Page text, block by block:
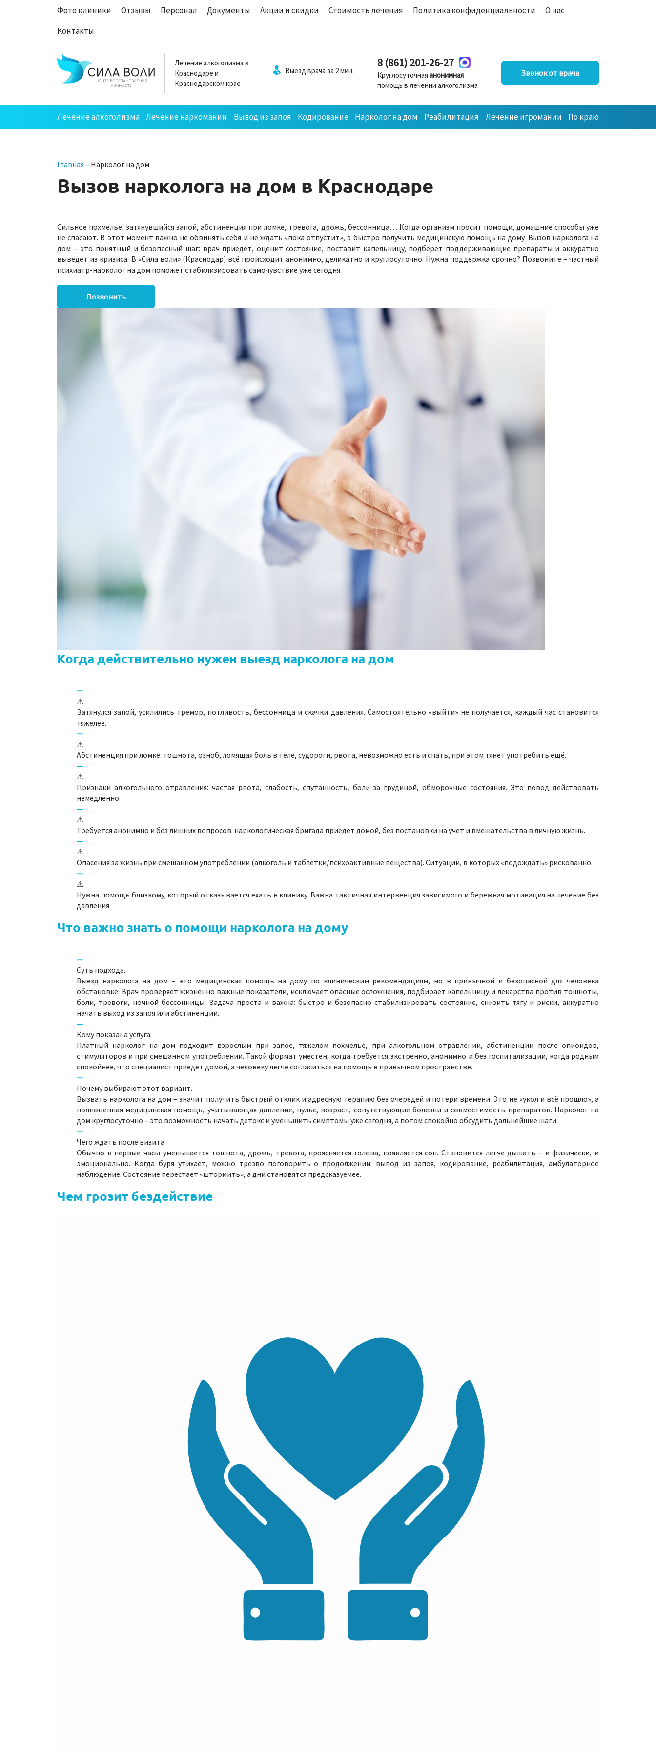
Фото клиники Отзывы Персонал Документы Акции и скидки Стоимость лечения Политика конфиденциальности
О нас
Контакты
Лечение алкоголизма в
Краснодаре и
Краснодарском крае
Выезд врача за 2 мин.
8 (861) 201-26-27
Круглосуточная анонимная
помощь в лечении алкоголизма
Звонок от врача
Лечение алкоголизма Лечение наркомании Вывод из запоя Кодирование Нарколог на дом Реабилитация Лечение игромании По краю
Главная – Нарколог на дом
Вызов нарколога на дом в Краснодаре
Сильное похмелье, затянувшийся запой, абстиненция при ломке, тревога, дрожь, бессонница… Когда организм просит помощи, домашние способы уже
не спасают. В этот момент важно не обвинять себя и не ждать «пока отпустит», а быстро получить медицинскую помощь на дому. Вызов нарколога на
дом – это понятный и безопасный шаг: врач приедет, оценит состояние, поставит капельницу, подберёт поддерживающие препараты и аккуратно
выведет из кризиса. В «Сила воли» (Краснодар) всё происходит анонимно, деликатно и круглосуточно. Нужна поддержка срочно? Позвоните – частный
психиатр‑нарколог на дом поможет стабилизировать самочувствие уже сегодня.
Позвонить
Когда действительно нужен выезд нарколога на дом
⚠
Затянулся запой, усилились тремор, потливость, бессонница и скачки давления. Самостоятельно «выйти» не получается, каждый час становится
тяжелее.
⚠
Абстиненция при ломке: тошнота, озноб, ломящая боль в теле, судороги, рвота, невозможно есть и спать, при этом тянет употребить ещё.
⚠
Признаки алкогольного отравления: частая рвота, слабость, спутанность, боли за грудиной, обморочные состояния. Это повод действовать
немедленно.
⚠
Требуется анонимно и без лишних вопросов: наркологическая бригада приедет домой, без постановки на учёт и вмешательства в личную жизнь.
⚠
Опасения за жизнь при смешанном употреблении (алкоголь и таблетки/психоактивные вещества). Ситуации, в которых «подождать» рискованно.
⚠
Нужна помощь близкому, который отказывается ехать в клинику. Важна тактичная интервенция зависимого и бережная мотивация на лечение без
давления.
Что важно знать о помощи нарколога на дому
Суть подхода.
Выезд нарколога на дом – это медицинская помощь на дому по клиническим рекомендациям, но в привычной и безопасной для человека
обстановке. Врач проверяет жизненно важные показатели, исключает опасные осложнения, подбирает капельницу и лекарства против тошноты,
боли, тревоги, ночной бессонницы. Задача проста и важна: быстро и безопасно стабилизировать состояние, снизить тягу и риски, аккуратно
начать выход из запоя или абстиненции.
Кому показана услуга.
Платный нарколог на дом подходит взрослым при запое, тяжёлом похмелье, при алкогольном отравлении, абстиненции после опиоидов,
стимуляторов и при смешанном употреблении. Такой формат уместен, когда требуется экстренно, анонимно и без госпитализации, когда родным
спокойнее, что специалист приедет домой, а человеку легче согласиться на помощь в привычном пространстве.
Почему выбирают этот вариант.
Вызвать нарколога на дом – значит получить быстрый отклик и адресную терапию без очередей и потери времени. Это не «укол и всё прошло», а
полноценная медицинская помощь, учитывающая давление, пульс, возраст, сопутствующие болезни и совместимость препаратов. Нарколог на
дом круглосуточно – это возможность начать детокс и уменьшить симптомы уже сегодня, а потом спокойно обсудить дальнейшие шаги.
Чего ждать после визита.
Обычно в первые часы уменьшается тошнота, дрожь, тревога, проясняется голова, появляется сон. Становится легче дышать – и физически, и
эмоционально. Когда буря утихает, можно трезво поговорить о продолжении: вывод из запоя, кодирование, реабилитация, амбулаторное
наблюдение. Состояние перестаёт «штормить», а дни становятся предсказуемее.
Чем грозит бездействие